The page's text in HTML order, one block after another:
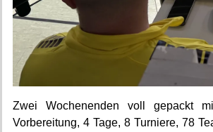
Zwei Wochenenden voll gepackt
Vorbereitung, 4 Tage, 8 Turniere, 78